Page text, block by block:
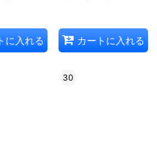
に入れる カートに入れる
30